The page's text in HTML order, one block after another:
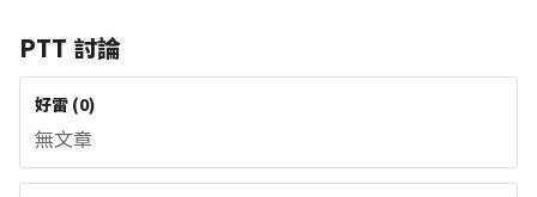
PTT 討論
好雷 (0)
無文章